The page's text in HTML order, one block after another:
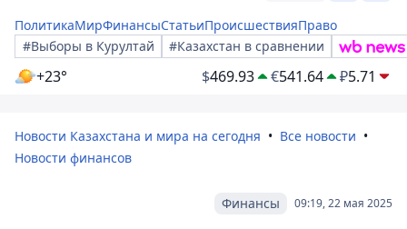
ПолитикаМирФинансыСтатьиПроисшествияПраво
#Выборы в Курултай
#Казахстан в сравнении
+23° $469.93 €541.64 ₽5.71
Новости Казахстана и мира на сегодня
Все новости
Новости финансов
09:19, 22 мая 2025
Финансы